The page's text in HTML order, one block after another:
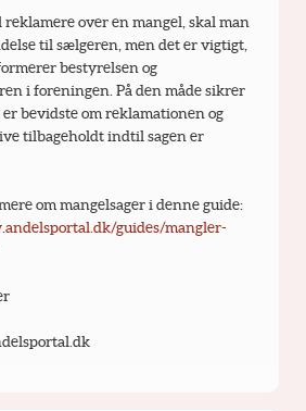
reklamere over en mangel, skal man
til sælgeren, men det er vigtigt,
bestyrelsen og
i foreningen. På den måde sikrer
er bevidste om reklamationen og
tilbageholdt indtil sagen er
Du kan læse mere om mangelsager i denne guide:
guides/mangler-